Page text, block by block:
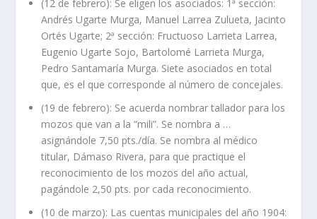
(12 de febrero): Se eligen los asociados: 1ª sección:
Andrés Ugarte Murga, Manuel Larrea Zulueta, Jacinto
Ortés Ugarte; 2ª sección: Fructuoso Larrieta Larrea,
Eugenio Ugarte Sojo, Bartolomé Larrieta Murga,
Pedro Santamaría Murga. Siete asociados en total
que, es el que corresponde al número de concejales.
(19 de febrero): Se acuerda nombrar tallador para los
mozos que van a la “mili”. Se nombra a …
asignándole 7,50 pts./día. Se nombra al médico
titular, Dámaso Rivera, para que practique el
reconocimiento de los mozos del año actual,
pagándole 2,50 pts. por cada reconocimiento.
(10 de marzo): Las cuentas municipales del año 1904: